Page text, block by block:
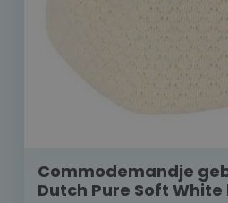
Commodemandje
Dutch Pure Soft White